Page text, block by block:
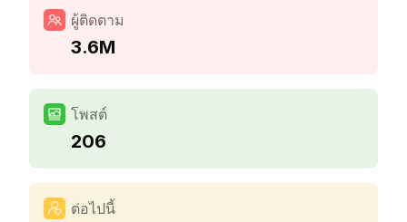
ผู้ติดตาม
3.6M
โพสต์
206
ต่อไปนี้